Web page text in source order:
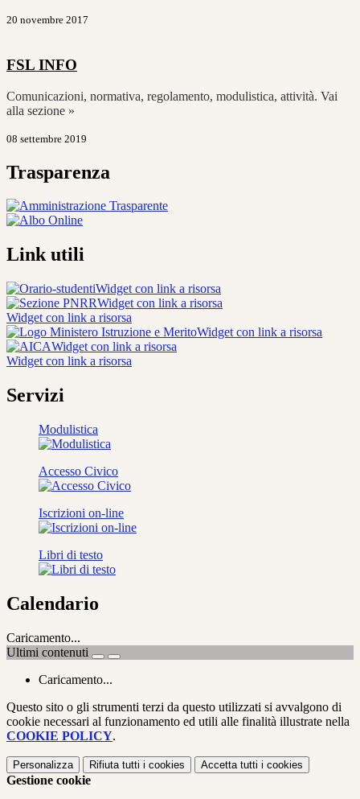
20 novembre 2017
FSL INFO
Comunicazioni, normativa, regolamento, modulistica, attività. Vai
alla sezione »
08 settembre 2019
Trasparenza
Link utili
Widget con link a risorsa
Widget con link a risorsa
Widget con link a risorsa
Widget con link a risorsa
Widget con link a risorsa
Widget con link a risorsa
Servizi
Modulistica
Accesso Civico
Iscrizioni on-line
Libri di testo
Calendario
Caricamento...
Ultimi contenuti
Caricamento...
Questo sito o gli strumenti terzi da questo utilizzati si avvalgono di
cookie necessari al funzionamento ed utili alle finalità illustrate nella
COOKIE POLICY.
Personalizza Rifiuta tutti i cookies Accetta tutti i cookies
Gestione cookie